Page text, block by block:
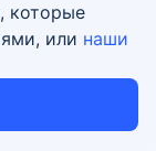
которые
или наши